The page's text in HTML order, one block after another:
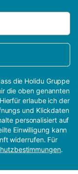
die Holidu Gruppe
die oben genannten
erlaube ich der
und Klickdaten
personalisiert auf
Einwilligung kann
widerrufen. Für
.